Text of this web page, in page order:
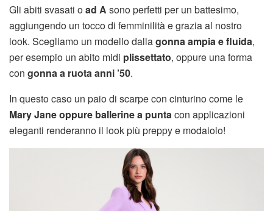
Gli abiti svasati oad A sono perfetti per un battesimo,
aggiungendo un tocco di femminilità e grazia al nostro
look. Scegliamo un modello dallagonna ampia e fluida,
per esempio un abito midi plissettato, oppure una forma
con gonna a ruota anni ’50.
In questo caso un paio di scarpe con cinturino come le
Mary Jane oppure ballerine a puntacon applicazioni
eleganti renderanno il look più preppy e modaiolo!